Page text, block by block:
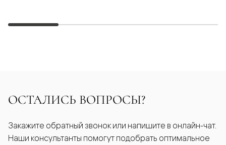
ОСТАЛИСЬ ВОПРОСЫ?
Закажите обратный звонок или напишите в онлайн-чат.
Наши консультанты помогут подобрать оптимальное